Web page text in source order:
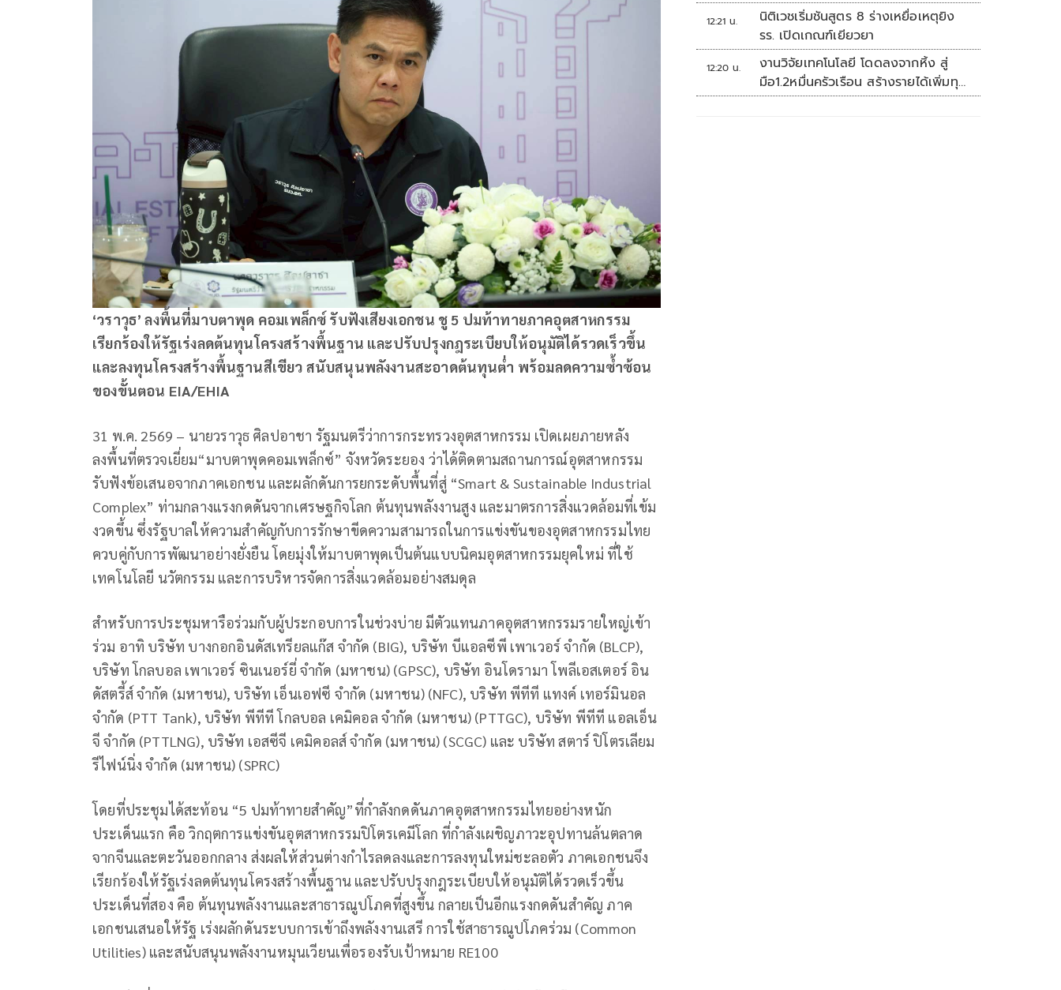
‘วราวุธ’ลงพื้นที่มาบตาพุด คอมเพล็กซ์ รับฟังเสียงเอกชน ชู 5 ปมท้าทายภาคอุตสาหกรรม
เรียกร้องให้รัฐเร่งลดต้นทุนโครงสร้างพื้นฐาน และปรับปรุงกฎระเบียบให้อนุมัติได้รวดเร็วขึ้น
และลงทุนโครงสร้างพื้นฐานสีเขียว สนับสนุนพลังงานสะอาดต้นทุนต่ำ พร้อมลดความซ้ำซ้อน
ของขั้นตอน EIA/EHIA
31 พ.ค. 2569 – นายวราวุธ ศิลปอาชา รัฐมนตรีว่าการกระทรวงอุตสาหกรรม เปิดเผยภายหลัง
ลงพื้นที่ตรวจเยี่ยม“มาบตาพุดคอมเพล็กซ์” จังหวัดระยอง ว่าได้ติดตามสถานการณ์อุตสาหกรรม
รับฟังข้อเสนอจากภาคเอกชน และผลักดันการยกระดับพื้นที่สู่ “Smart & Sustainable Industrial
Complex” ท่ามกลางแรงกดดันจากเศรษฐกิจโลก ต้นทุนพลังงานสูง และมาตรการสิ่งแวดล้อมที่เข้ม
งวดขึ้น ซึ่งรัฐบาลให้ความสำคัญกับการรักษาขีดความสามารถในการแข่งขันของอุตสาหกรรมไทย
ควบคู่กับการพัฒนาอย่างยั่งยืน โดยมุ่งให้มาบตาพุดเป็นต้นแบบนิคมอุตสาหกรรมยุคใหม่ ที่ใช้
เทคโนโลยี นวัตกรรม และการบริหารจัดการสิ่งแวดล้อมอย่างสมดุล
สำหรับการประชุมหารือร่วมกับผู้ประกอบการในช่วงบ่าย มีตัวแทนภาคอุตสาหกรรมรายใหญ่เข้า
ร่วม อาทิ บริษัท บางกอกอินดัสเทรียลแก๊ส จำกัด (BIG), บริษัท บีแอลซีพี เพาเวอร์ จำกัด (BLCP),
บริษัท โกลบอล เพาเวอร์ ซินเนอร์ยี่ จำกัด (มหาชน) (GPSC), บริษัท อินโดรามา โพลีเอสเตอร์ อิน
ดัสตรี้ส์ จำกัด (มหาชน), บริษัท เอ็นเอฟซี จำกัด (มหาชน) (NFC), บริษัท พีทีที แทงค์ เทอร์มินอล
จำกัด (PTT Tank), บริษัท พีทีที โกลบอล เคมิคอล จำกัด (มหาชน) (PTTGC), บริษัท พีทีที แอลเอ็น
จี จำกัด (PTTLNG), บริษัท เอสซีจี เคมิคอลส์ จำกัด (มหาชน) (SCGC) และ บริษัท สตาร์ ปิโตรเลียม
รีไฟน์นิ่ง จำกัด (มหาชน) (SPRC)
โดยที่ประชุมได้สะท้อน “5 ปมท้าทายสำคัญ”ที่กำลังกดดันภาคอุตสาหกรรมไทยอย่างหนัก
ประเด็นแรก คือ วิกฤตการแข่งขันอุตสาหกรรมปิโตรเคมีโลก ที่กำลังเผชิญภาวะอุปทานล้นตลาด
จากจีนและตะวันออกกลาง ส่งผลให้ส่วนต่างกำไรลดลงและการลงทุนใหม่ชะลอตัว ภาคเอกชนจึง
เรียกร้องให้รัฐเร่งลดต้นทุนโครงสร้างพื้นฐาน และปรับปรุงกฎระเบียบให้อนุมัติได้รวดเร็วขึ้น
ประเด็นที่สอง คือ ต้นทุนพลังงานและสาธารณูปโภคที่สูงขึ้น กลายเป็นอีกแรงกดดันสำคัญ ภาค
เอกชนเสนอให้รัฐ เร่งผลักดันระบบการเข้าถึงพลังงานเสรี การใช้สาธารณูปโภคร่วม (Common
Utilities) และสนับสนุนพลังงานหมุนเวียนเพื่อรองรับเป้าหมาย RE100
12:21 น.
นิติเวชเริ่มชันสูตร 8 ร่างเหยื่อเหตุยิง
รร. เปิดเกณฑ์เยียวยา
12:20 น.
งานวิจัยเทคโนโลยี โดดลงจากหิ้ง สู่
มือ1.2หมื่นครัวเรือน สร้างรายได้เพิ่มทุก
เดือน